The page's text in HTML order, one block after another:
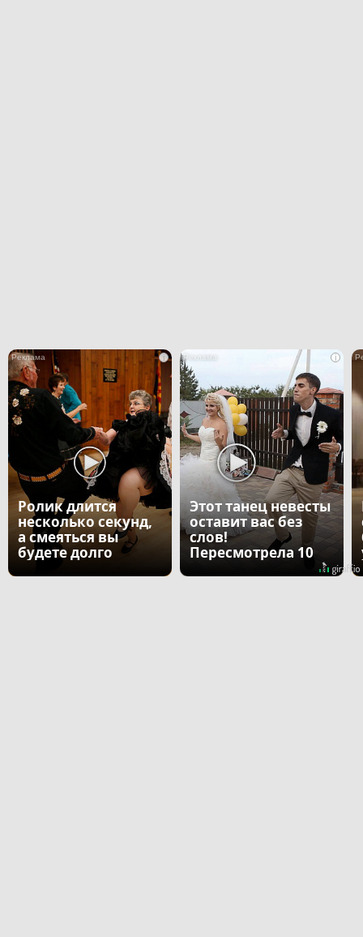
i
Ролик длится
несколько секунд,
а смеяться вы
будете долго
i
Этот танец невесты
оставит вас без
слов!
Пересмотрела 10